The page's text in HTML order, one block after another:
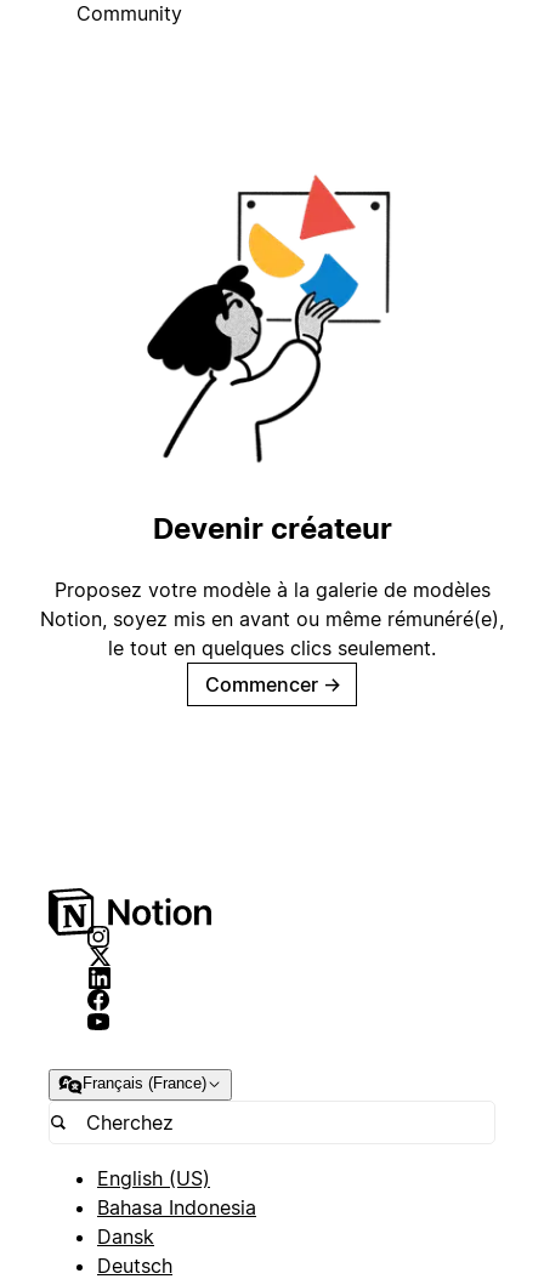
Community
Devenir créateur
Proposez votre modèle à la galerie de modèles
Notion, soyez mis en avant ou même rémunéré(e),
le tout en quelques clics seulement.
Commencer →
Français (France)
English (US)
Bahasa Indonesia
Dansk
Deutsch